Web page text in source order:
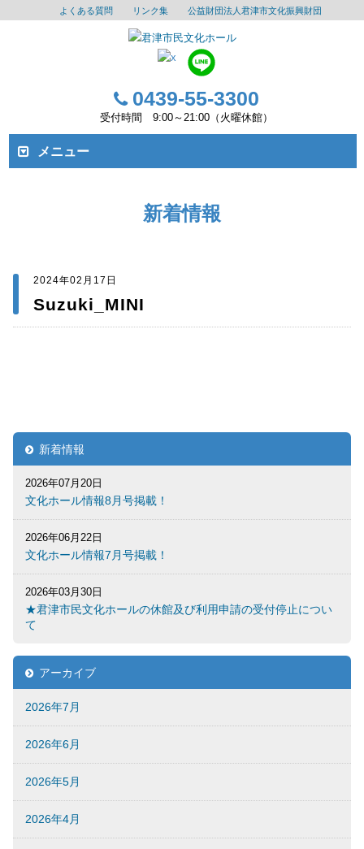
よくある質問 リンク集 公益財団法人君津市文化振興財団
0439-55-3300
受付時間 9:00～21:00（火曜休館）
メニュー
新着情報
2024年02月17日
Suzuki_MINI
新着情報
2026年07月20日
文化ホール情報8月号掲載！
2026年06月22日
文化ホール情報7月号掲載！
2026年03月30日
★君津市民文化ホールの休館及び利用申請の受付停止につい
て
アーカイブ
2026年7月
2026年6月
2026年5月
2026年4月